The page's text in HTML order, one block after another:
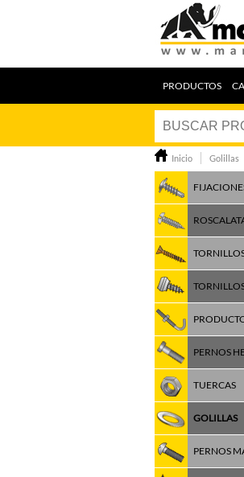
PRODUCTOS
Inicio Golillas
PERNOS
TUERCAS
GOLILLAS
PERNOS